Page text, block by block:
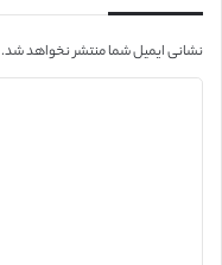
نشانی ایمیل شما منتشر نخواهد شد.